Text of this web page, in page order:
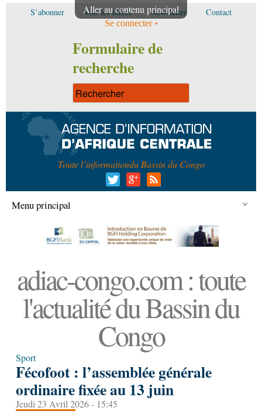
Aller au contenu principal
S’abonner Voir les offres Newsletter Contact
Se connecter
Formulaire de
recherche
Toute l’informationdu Bassin du Congo
Menu principal
adiac-congo.com : toute
l'actualité du Bassin du
Congo
Sport
Fécofoot : l’assemblée générale
ordinaire fixée au 13 juin
Jeudi 23 Avril 2026 - 15:45